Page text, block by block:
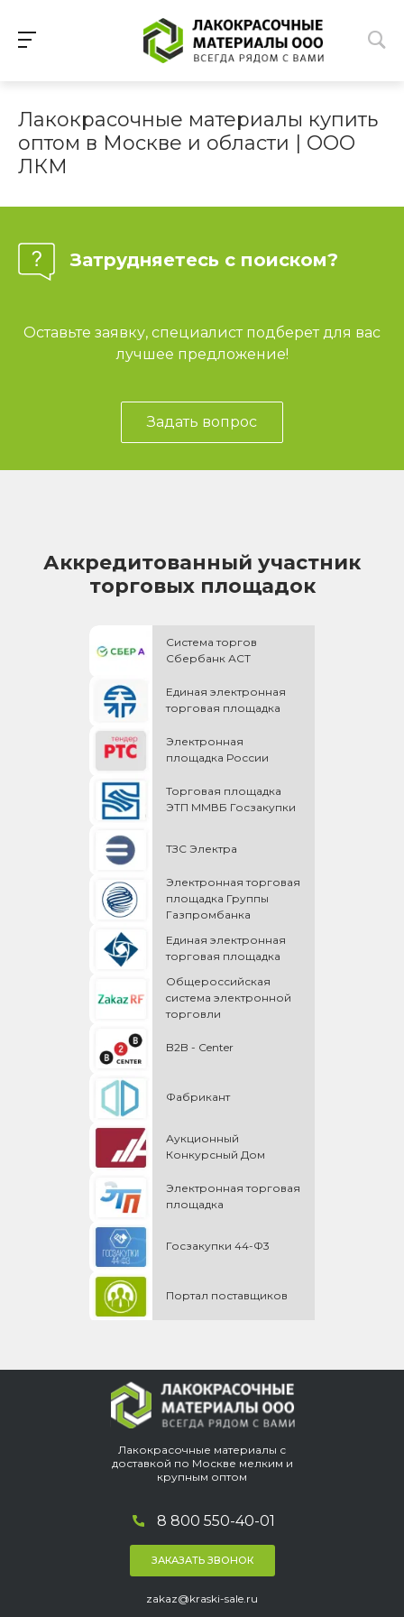
Лакокрасочные материалы купить
оптом в Москве и области | ООО
ЛКМ
Затрудняетесь с поиском?
Оставьте заявку, специалист подберет для вас
лучшее предложение!
Задать вопрос
Аккредитованный участник
торговых площадок
Система торгов
Сбербанк АСТ
Единая электронная
торговая площадка
Электронная
площадка России
Торговая площадка
ЭТП ММВБ Госзакупки
ТЗС Электра
Электронная торговая
площадка Группы
Газпромбанка
Единая электронная
торговая площадка
Общероссийская
cистема электронной
торговли
B2B - Center
Фабрикант
Аукционный
Конкурсный Дом
Электронная торговая
площадка
Госзакупки 44-Ф3
Портал поставщиков
Лакокрасочные материалы с
доставкой по Москве мелким и
крупным оптом
8 800 550-40-01
ЗАКАЗАТЬ ЗВОНОК
zakaz@kraski-sale.ru